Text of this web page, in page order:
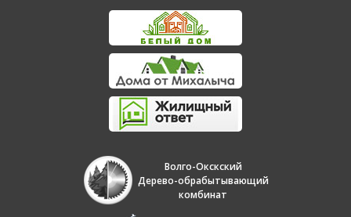
Волго-Окскский
Дерево-обрабытывающий
комбинат